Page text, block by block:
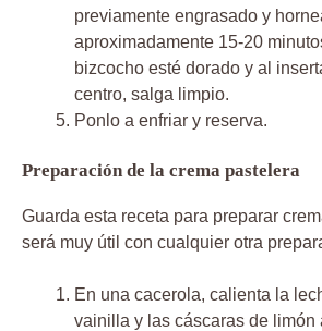
previamente engrasado y
aproximadamente 15-20
bizcocho esté dorado y al
centro, salga limpio.
Ponlo a enfriar y reserva.
Preparación de la crema pastelera
Guarda esta receta para preparar
será muy útil con cualquier otra
En una cacerola, calienta la
vainilla y las cáscaras de limón